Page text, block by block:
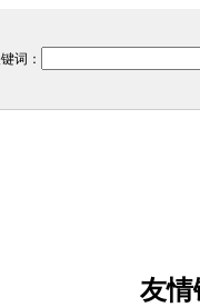
词：
友情